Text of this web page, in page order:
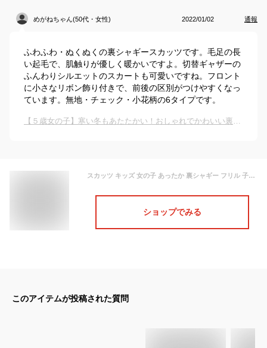
めがねちゃん(50代・女性) 2022/01/02 通報
ふわふわ・ぬくぬくの裏シャギースカッツです。毛足の長
い起毛で、肌触りが優しく暖かいですよ。切替ギャザーの
ふんわりシルエットのスカートも可愛いですね。フロント
に小さなリボン飾り付きで、前後の区別がつけやすくなっ
ています。無地・チェック・小花柄の6タイプです。
【５歳女の子】寒い冬もあたたかい！おしゃれでかわいい裏起毛スカッツは？
スカッツ キッズ 女の子 あったか 裏シャギー フリル 子供服 ジュニア服 冬 アイボリーチェック柄〜黒ギンガムチェック柄 身長100/110/120/130cm ニッセン nissen
ショップでみる
このアイテムが投稿された質問